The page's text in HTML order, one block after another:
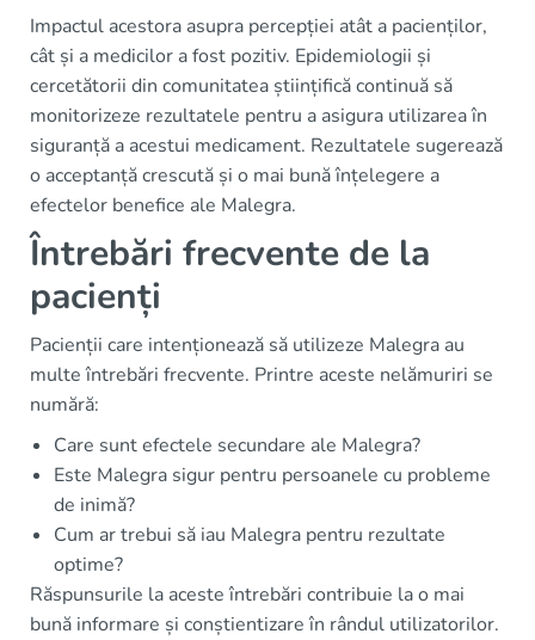
Impactul acestora asupra percepției atât a pacienților,
cât și a medicilor a fost pozitiv. Epidemiologii și
cercetătorii din comunitatea științifică continuă să
monitorizeze rezultatele pentru a asigura utilizarea în
siguranță a acestui medicament. Rezultatele sugerează
o acceptanță crescută și o mai bună înțelegere a
efectelor benefice ale Malegra.
Întrebări frecvente de la
pacienți
Pacienții care intenționează să utilizeze Malegra au
multe întrebări frecvente. Printre aceste nelămuriri se
numără:
Care sunt efectele secundare ale Malegra?
Este Malegra sigur pentru persoanele cu probleme
de inimă?
Cum ar trebui să iau Malegra pentru rezultate
optime?
Răspunsurile la aceste întrebări contribuie la o mai
bună informare și conștientizare în rândul utilizatorilor.